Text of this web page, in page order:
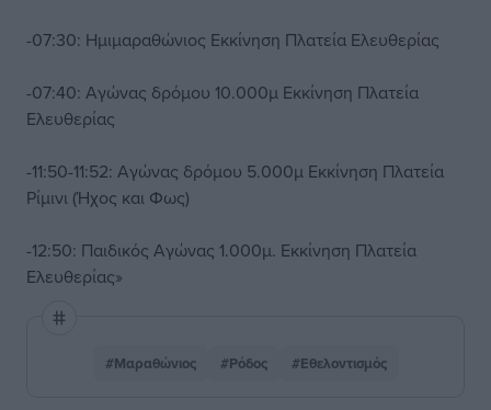
-07:30: Ημιμαραθώνιος Εκκίνηση Πλατεία Ελευθερίας
-07:40: Αγώνας δρόμου 10.000μ Εκκίνηση Πλατεία
Ελευθερίας
-11:50-11:52: Αγώνας δρόμου 5.000μ Εκκίνηση Πλατεία
Ρίμινι (Ήχος και Φως)
-12:50: Παιδικός Αγώνας 1.000μ. Εκκίνηση Πλατεία
Ελευθερίας»
#Μαραθώνιος #Ρόδος #Εθελοντισμός